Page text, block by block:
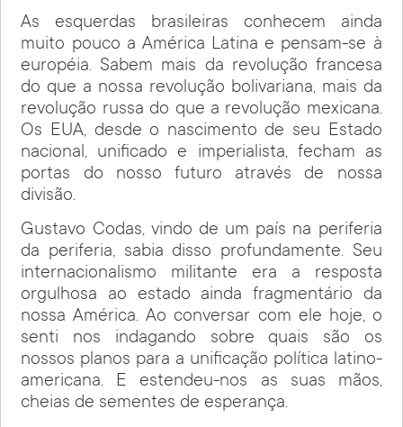
As esquerdas brasileiras conhecem ainda
muito pouco a América Latina e pensam-se à
européia. Sabem mais da revolução francesa
do que a nossa revolução bolivariana, mais da
revolução russa do que a revolução mexicana.
Os EUA, desde o nascimento de seu Estado
nacional, unificado e imperialista, fecham as
portas do nosso futuro através de nossa
divisão.
Gustavo Codas, vindo de um país na periferia
da periferia, sabia disso profundamente. Seu
internacionalismo militante era a resposta
orgulhosa ao estado ainda fragmentário da
nossa América. Ao conversar com ele hoje, o
senti nos indagando sobre quais são os
nossos planos para a unificação política latino-
americana. E estendeu-nos as suas mãos,
cheias de sementes de esperança.